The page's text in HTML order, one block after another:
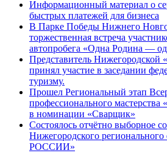
Информационный материал о
быстрых платежей для бизнеса
В Парке Победы Нижнего
торжественная встреча
автопробега «Одна Родина —
Представитель
принял участие в заседании
туризму.
Прошел Региональный этап
профессионального
в номинации «Сварщик»
Состоялось отчётно выборное
Нижегородского
РОССИИ»